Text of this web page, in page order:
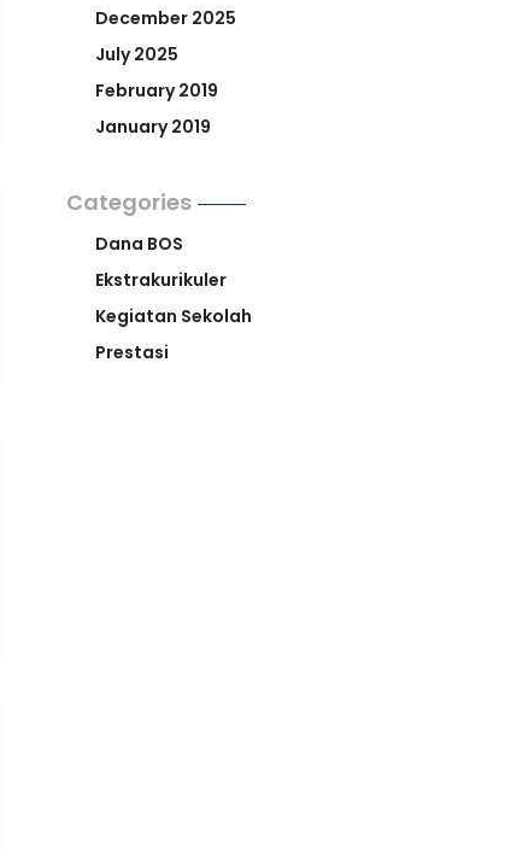
December 2025
July 2025
February 2019
January 2019
Categories
Dana BOS
Ekstrakurikuler
Kegiatan Sekolah
Prestasi